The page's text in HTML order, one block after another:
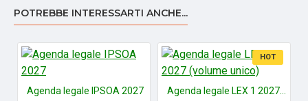
POTREBBE INTERESSARTI ANCHE...
Agenda legale IPSOA 2027
HOT
Agenda legale LEX 1 2027 (volume unico)